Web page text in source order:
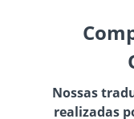
Nossas
realizadas